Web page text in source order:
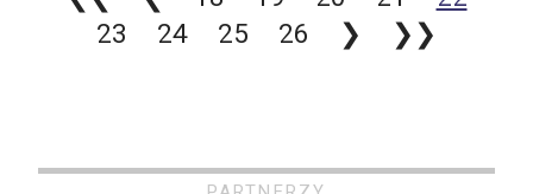
23
24 25 26 ❯ ❯❯